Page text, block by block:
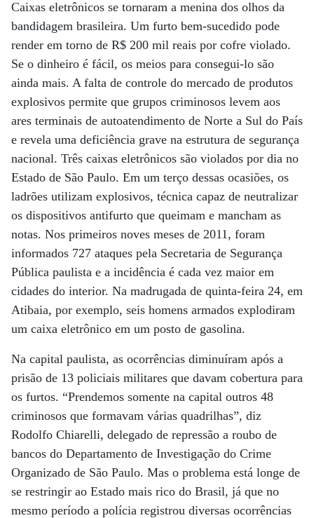
Caixas eletrônicos se tornaram a menina dos olhos da
bandidagem brasileira. Um furto bem-sucedido pode
render em torno de R$ 200 mil reais por cofre violado.
Se o dinheiro é fácil, os meios para consegui-lo são
ainda mais. A falta de controle do mercado de produtos
explosivos permite que grupos criminosos levem aos
ares terminais de autoatendimento de Norte a Sul do País
e revela uma deficiência grave na estrutura de segurança
nacional. Três caixas eletrônicos são violados por dia no
Estado de São Paulo. Em um terço dessas ocasiões, os
ladrões utilizam explosivos, técnica capaz de neutralizar
os dispositivos antifurto que queimam e mancham as
notas. Nos primeiros noves meses de 2011, foram
informados 727 ataques pela Secretaria de Segurança
Pública paulista e a incidência é cada vez maior em
cidades do interior. Na madrugada de quinta-feira 24, em
Atibaia, por exemplo, seis homens armados explodiram
um caixa eletrônico em um posto de gasolina.
Na capital paulista, as ocorrências diminuíram após a
prisão de 13 policiais militares que davam cobertura para
os furtos. “Prendemos somente na capital outros 48
criminosos que formavam várias quadrilhas”, diz
Rodolfo Chiarelli, delegado de repressão a roubo de
bancos do Departamento de Investigação do Crime
Organizado de São Paulo. Mas o problema está longe de
se restringir ao Estado mais rico do Brasil, já que no
mesmo período a polícia registrou diversas ocorrências